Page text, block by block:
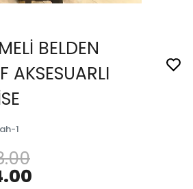
BELDEN
AKSESUARLI
1